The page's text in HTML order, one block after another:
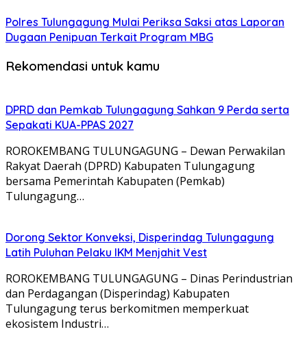
Polres Tulungagung Mulai Periksa Saksi atas Laporan
Dugaan Penipuan Terkait Program MBG
Rekomendasi untuk kamu
DPRD dan Pemkab Tulungagung Sahkan 9 Perda serta
Sepakati KUA-PPAS 2027
ROROKEMBANG TULUNGAGUNG – Dewan Perwakilan
Rakyat Daerah (DPRD) Kabupaten Tulungagung
bersama Pemerintah Kabupaten (Pemkab)
Tulungagung…
Dorong Sektor Konveksi, Disperindag Tulungagung
Latih Puluhan Pelaku IKM Menjahit Vest
​ROROKEMBANG TULUNGAGUNG – Dinas Perindustrian
dan Perdagangan (Disperindag) Kabupaten
Tulungagung terus berkomitmen memperkuat
ekosistem Industri…